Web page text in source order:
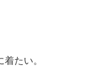
たい。